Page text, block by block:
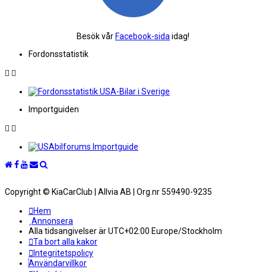
Besök vår Facebook-sida idag!
Fordonsstatistik
Importguiden
Copyright © KiaCarClub | Allvia AB | Org.nr 559490-9235
Hem
Annonsera
Alla tidsangivelser är UTC+02:00 Europe/Stockholm
Ta bort alla kakor
Integritetspolicy
Användarvillkor